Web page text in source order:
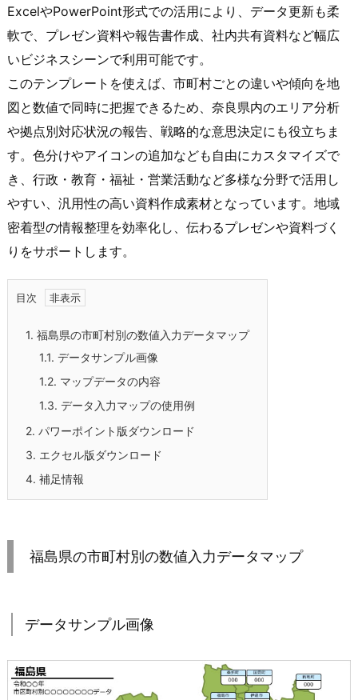
ExcelやPowerPoint形式での活用により、データ更新も柔
軟で、プレゼン資料や報告書作成、社内共有資料など幅広
いビジネスシーンで利用可能です。
このテンプレートを使えば、市町村ごとの違いや傾向を地
図と数値で同時に把握できるため、奈良県内のエリア分析
や拠点別対応状況の報告、戦略的な意思決定にも役立ちま
す。色分けやアイコンの追加なども自由にカスタマイズで
き、行政・教育・福祉・営業活動など多様な分野で活用し
やすい、汎用性の高い資料作成素材となっています。地域
密着型の情報整理を効率化し、伝わるプレゼンや資料づく
りをサポートします。
目次
1. 福島県の市町村別の数値入力データマップ
1.1. データサンプル画像
1.2. マップデータの内容
1.3. データ入力マップの使用例
2. パワーポイント版ダウンロード
3. エクセル版ダウンロード
4. 補足情報
福島県の市町村別の数値入力データマップ
データサンプル画像